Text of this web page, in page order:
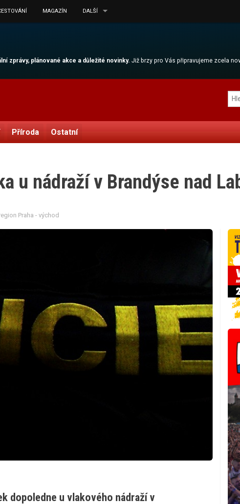
zprávy, plánované akce a důležité novinky.Již brzy pro Vás připravujeme zcela
MAGAZÍN DALŠÍ
Příroda Ostatní
u nádraží v Brandýse nad
Praha - východ
dopoledne u vlakového nádraží v